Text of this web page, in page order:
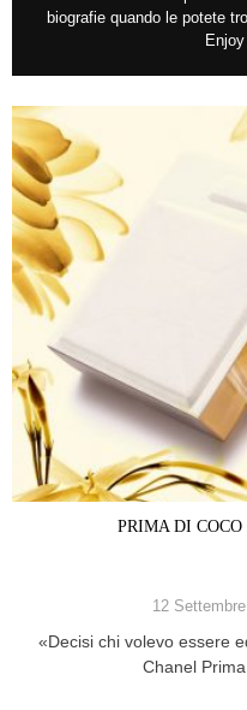
biografie quando le potete
PRIMA DI
12
«Decisi chi volevo essere
Chanel